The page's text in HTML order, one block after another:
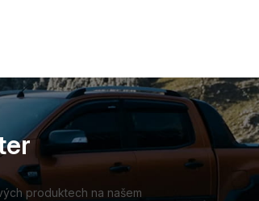
produktech na našem